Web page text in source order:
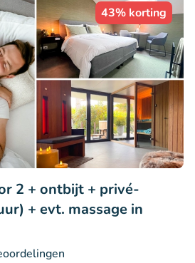
43% korting
2 + ontbijt + privé-
+ evt. massage in